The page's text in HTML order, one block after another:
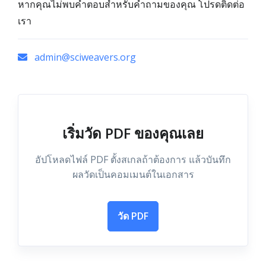
หากคุณไม่พบคำตอบสำหรับคำถามของคุณ โปรดติดต่อ
เรา
admin@sciweavers.org
เริ่มวัด PDF ของคุณเลย
อัปโหลดไฟล์ PDF ตั้งสเกลถ้าต้องการ แล้วบันทึก
ผลวัดเป็นคอมเมนต์ในเอกสาร
วัด PDF